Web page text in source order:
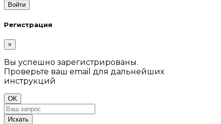
Регистрация
×
Вы успешно зарегистрированы.
Проверьте ваш email для дальнейших
инструкций
OK
Искать